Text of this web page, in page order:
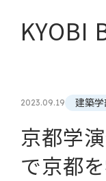
KYOBI
2023.09.19 建築学
京都学
で京都